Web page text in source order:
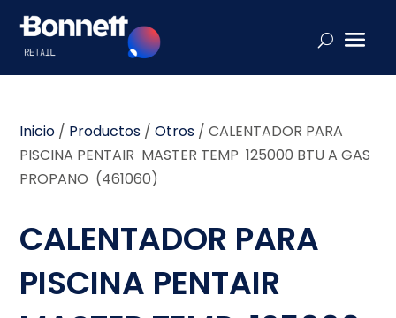
Inicio / Productos /Otros /CALENTADOR PARA
PISCINA PENTAIR MASTER TEMP 125000 BTU A GAS
PROPANO (461060)
CALENTADOR PARA
PISCINA PENTAIR